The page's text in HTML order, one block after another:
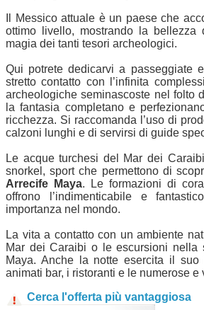
Il Messico attuale è un paese che
ottimo livello, mostrando la
magia dei tanti tesori archeologici.
Qui potrete dedicarvi a passeggiate
stretto contatto con l’infinita
archeologiche seminascoste nel folto
la fantasia completano e
ricchezza. Si raccomanda l’uso di
calzoni lunghi e di servirsi di guide
Le acque turchesi del Mar dei
snorkel, sport che permettono di
Arrecife Maya. Le formazioni di
offrono l’indimenticabile e
importanza nel mondo.
La vita a contatto con un ambiente
Mar dei Caraibi o le escursioni
Maya. Anche la notte esercita il
animati bar, i ristoranti e le numerose
Cerca l'offerta più vantaggiosa